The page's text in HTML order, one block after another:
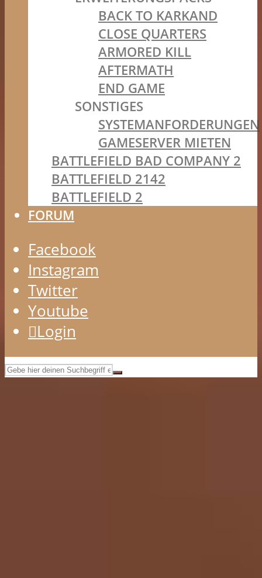
BACK TO KARKAND
CLOSE QUARTERS
ARMORED KILL
AFTERMATH
END GAME
SONSTIGES
SYSTEMANFORDERUNGEN
GAMESERVER MIETEN
BATTLEFIELD BAD COMPANY 2
BATTLEFIELD 2142
BATTLEFIELD 2
FORUM
Facebook
Instagram
Twitter
Youtube
Login